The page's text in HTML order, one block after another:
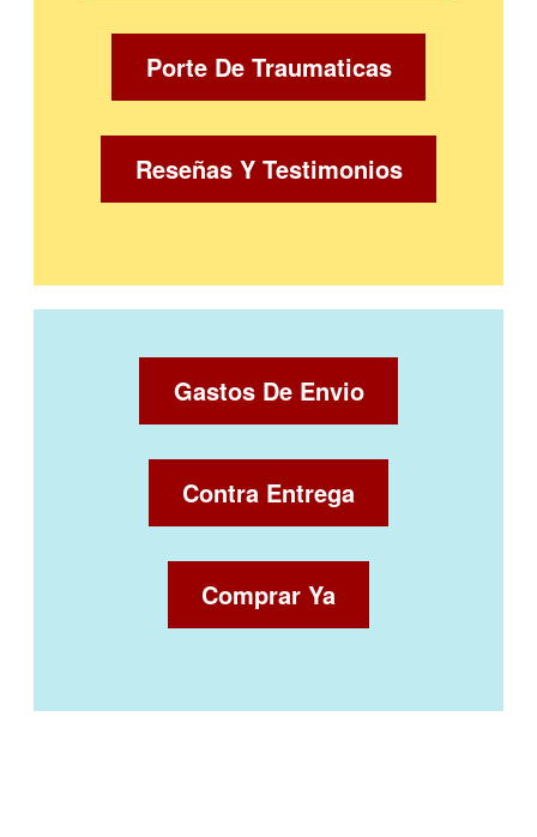
Porte De Traumaticas
Reseñas Y Testimonios
Gastos De Envio
Contra Entrega
Comprar Ya